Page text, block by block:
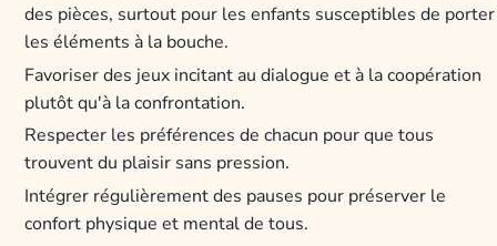
des pièces, surtout pour les enfants susceptibles de porter
les éléments à la bouche.
Favoriser des jeux incitant au dialogue et à la coopération
plutôt qu'à la confrontation.
Respecter les préférences de chacun pour que tous
trouvent du plaisir sans pression.
Intégrer régulièrement des pauses pour préserver le
confort physique et mental de tous.